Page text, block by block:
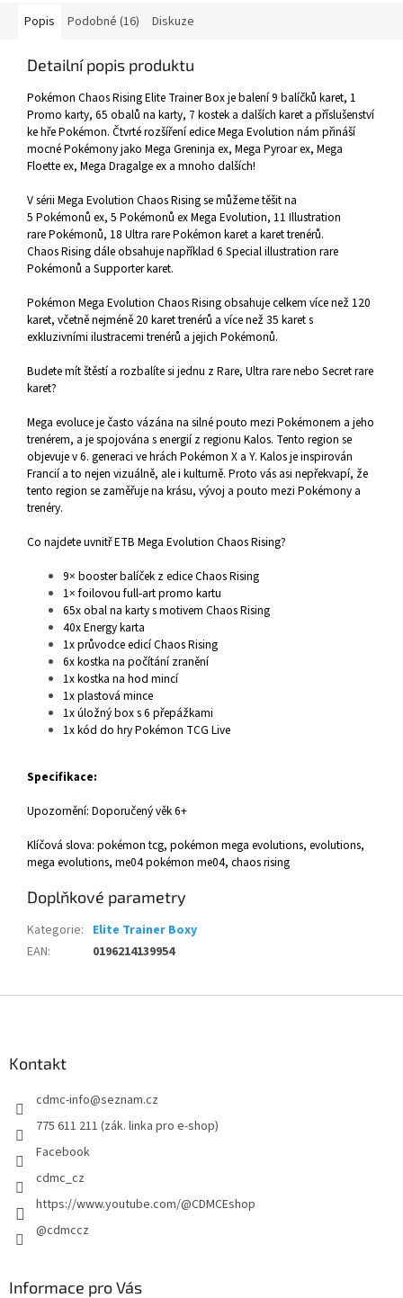
Popis Podobné (16) Diskuze
Detailní popis produktu
Pokémon Chaos Rising Elite Trainer Box je balení 9 balíčků karet, 1
Promo karty, 65 obalů na karty, 7 kostek a dalších karet a příslušenství
ke hře Pokémon. Čtvrté rozšíření edice Mega Evolution nám přináší
mocné Pokémony jako Mega Greninja ex, Mega Pyroar ex, Mega
Floette ex, Mega Dragalge ex a mnoho dalších!
V sérii Mega Evolution Chaos Rising se můžeme těšit na
5 Pokémonů ex, 5 Pokémonů ex Mega Evolution, 11 Illustration
rare Pokémonů, 18 Ultra rare Pokémon karet a karet trenérů.
Chaos Rising dále obsahuje například 6 Special illustration rare
Pokémonů a Supporter karet.
Pokémon Mega Evolution Chaos Rising obsahuje celkem více než 120
karet, včetně nejméně 20 karet trenérů a více než 35 karet s
exkluzivními ilustracemi trenérů a jejich Pokémonů.
Budete mít štěstí a rozbalíte si jednu z Rare, Ultra rare nebo Secret rare
karet?
Mega evoluce je často vázána na silné pouto mezi Pokémonem a jeho
trenérem, a je spojována s energií z regionu Kalos. Tento region se
objevuje v 6. generaci ve hrách Pokémon X a Y. Kalos je inspirován
Francií a to nejen vizuálně, ale i kulturně. Proto vás asi nepřekvapí, že
tento region se zaměřuje na krásu, vývoj a pouto mezi Pokémony a
trenéry.
Co najdete uvnitř ETB Mega Evolution Chaos Rising?
9× booster balíček z edice Chaos Rising
1× foilovou full-art promo kartu
65x obal na karty s motivem Chaos Rising
40x Energy karta
1x průvodce edicí Chaos Rising
6x kostka na počítání zranění
1x kostka na hod mincí
1x plastová mince
1x úložný box s 6 přepážkami
1x kód do hry Pokémon TCG Live
Specifikace:
Upozornění: Doporučený věk 6+
Klíčová slova: pokémon tcg, pokémon mega evolutions, evolutions,
mega evolutions, me04 pokémon me04, chaos rising
Doplňkové parametry
Kategorie: Elite Trainer Boxy
EAN: 0196214139954
Kontakt
cdmc-info@seznam.cz
775 611 211 (zák. linka pro e-shop)
Facebook
cdmc_cz
https://www.youtube.com/@CDMCEshop
@cdmccz
Informace pro Vás